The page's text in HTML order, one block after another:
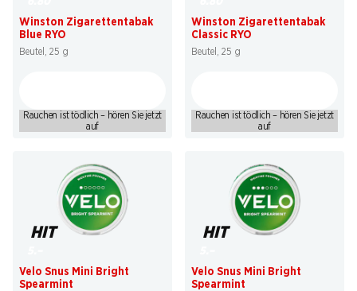
Winston Zigarettentabak
Blue RYO
Beutel, 25 g
Rauchen ist tödlich – hören Sie jetzt
auf
Winston Zigarettentabak
Classic RYO
Beutel, 25 g
Rauchen ist tödlich – hören Sie jetzt
auf
HIT
Velo Snus Mini Bright
Spearmint
HIT
Velo Snus Mini Bright
Spearmint